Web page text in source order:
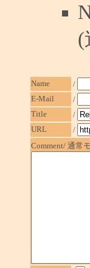
(
Name /
E-Mail
/
Title
/
URL
/
Comment/ 通常